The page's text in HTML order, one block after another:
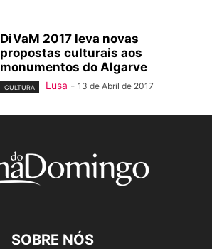
DiVaM 2017 leva novas
propostas culturais aos
monumentos do Algarve
CULTURA Lusa - 13 de Abril de 2017
SOBRE NÓS